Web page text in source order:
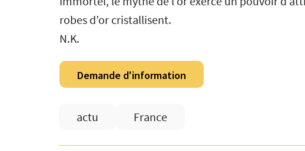
robes d’or cristallisent.
N.K.
Demande d'information
actu France